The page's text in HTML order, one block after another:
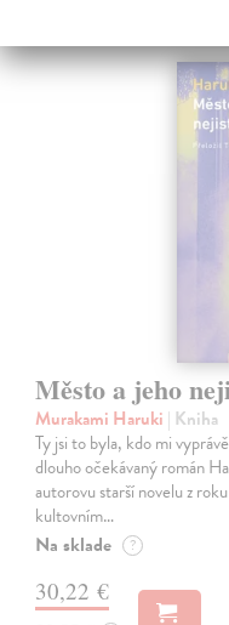
Město a jeho
Murakami Haruki | Kniha
Ty jsi to byla, kdo mi
dlouho očekávaný román
autorovu starší novelu z
kultovním…
Na sklade ?
30,22 €